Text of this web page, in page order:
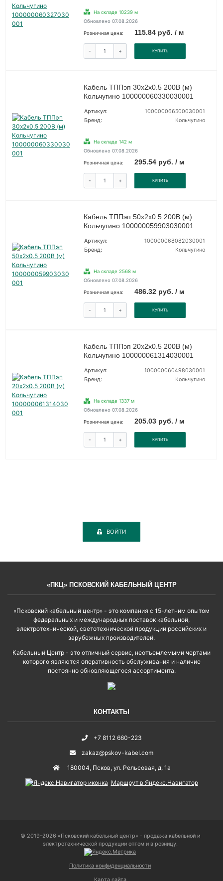
На складе 10239 м
Обновлено 07.08.2026
Розничная цена: 115.84 руб. / м
- + КУПИТЬ
Кабель ТППэп 30х2х0.5 200В (м)
Кольчугино 100000060330030001
Артикул:
100000066500030001
Бренд:
Кольчугино
На складе 142 м
Обновлено 07.08.2026
Розничная цена: 295.54 руб. / м
- + КУПИТЬ
Кабель ТППэп 50х2х0.5 200В (м)
Кольчугино 100000059903030001
Артикул:
100000068082030001
Бренд:
Кольчугино
На складе 2568 м
Обновлено 07.08.2026
Розничная цена: 486.32 руб. / м
- + КУПИТЬ
Кабель ТППэп 20х2х0.5 200В (м)
Кольчугино 100000061314030001
Артикул:
100000060498030001
Бренд:
Кольчугино
На складе 1337 м
Обновлено 07.08.2026
Розничная цена: 205.03 руб. / м
- + КУПИТЬ
ВОЙТИ
«ПКЦ» ПСКОВСКИЙ КАБЕЛЬНЫЙ ЦЕНТР
«Псковский кабельный центр» - это компания с 15-летним опытом
федеральных и международных поставок кабельной,
электротехнической, светотехнической продукции российских и
зарубежных производителей.
Кабельный Центр - это отличный сервис, неотъемлемыми чертами
которого являются оперативность обслуживания и наличие
постоянно обновляющегося ассортимента.
КОНТАКТЫ
+7 8112 660-223
zakaz@pskov-kabel.com
180004, Псков, ул. Рельсовая, д. 1а
Маршрут в Яндекс.Навигатор
© 2019–2026 «Псковский кабельный центр» - продажа кабельной и
электротехнической продукции оптом и в розницу.
Политика конфиденциальности